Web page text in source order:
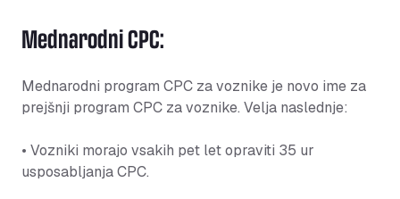
Mednarodni CPC:
Mednarodni program CPC za voznike je novo ime za
prejšnji program CPC za voznike. Velja naslednje:
• Vozniki morajo vsakih pet let opraviti 35 ur
usposabljanja CPC.